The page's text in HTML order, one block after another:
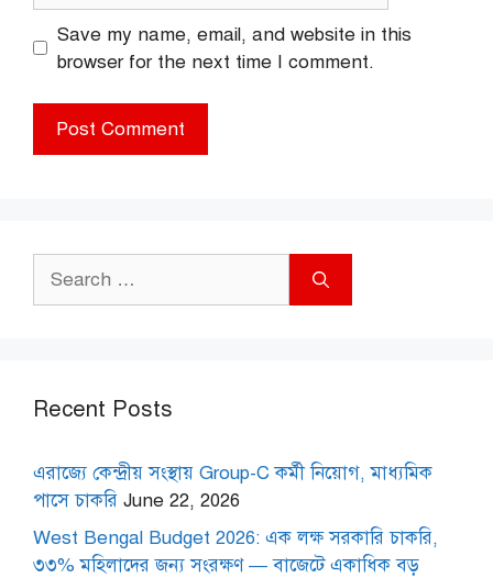
Save my name, email, and website in this
browser for the next time I comment.
Search
Recent Posts
এরাজ্যে কেন্দ্রীয় সংস্থায় Group-C কর্মী নিয়োগ, মাধ্যমিক
পাসে চাকরি June 22, 2026
West Bengal Budget 2026: এক লক্ষ সরকারি চাকরি,
৩৩% মহিলাদের জন্য সংরক্ষণ — বাজেটে একাধিক বড়